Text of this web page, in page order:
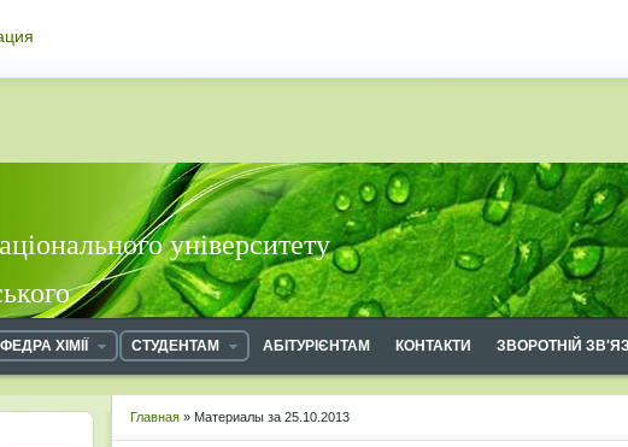
університету
ХІМІЇ СТУДЕНТАМ АБІТУРІЄНТАМ КОНТАКТИ ЗВОРОТНІЙ
Главная » Материалы за 25.10.2013